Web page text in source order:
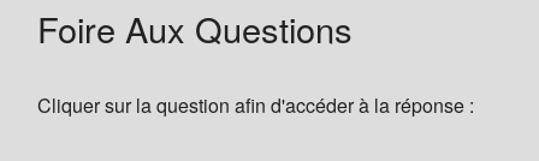
Accueil
Foire Aux Questions
Cliquer sur la question afin d'accéder à la réponse :